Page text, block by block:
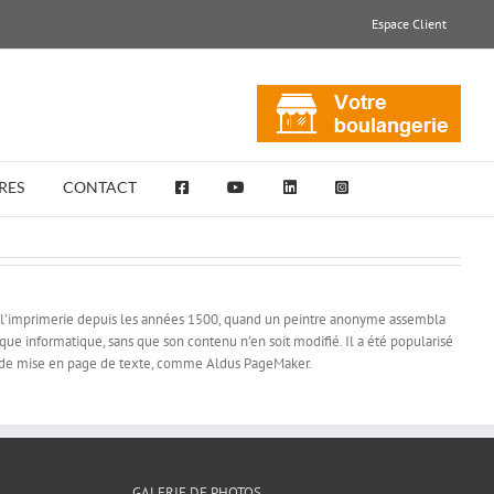
Espace Client
CONTACT
depuis les années 1500, quand un peintre anonyme assembla
informatique, sans que son contenu n’en soit modifié. Il a été popularisé
mise en page de texte, comme Aldus PageMaker.